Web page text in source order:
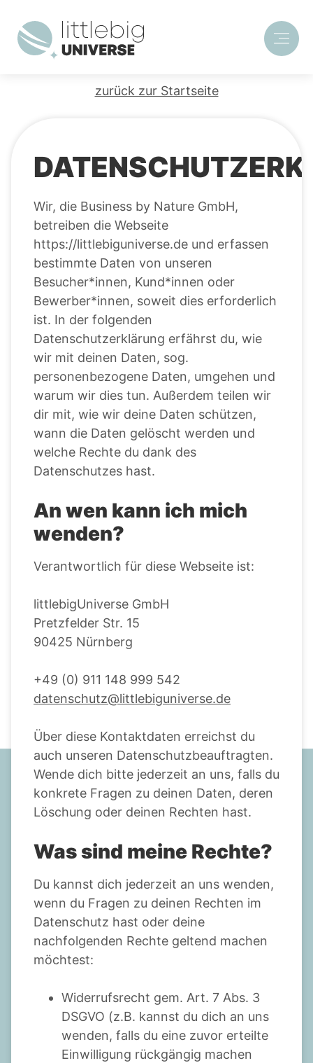
zurück zur Startseite
Wir, die Business by Nature GmbH,
betreiben die Webseite
https://littlebiguniverse.de und erfassen
bestimmte Daten von unseren
Besucher*innen, Kund*innen oder
Bewerber*innen, soweit dies erforderlich
ist. In der folgenden
Datenschutzerklärung erfährst du, wie
wir mit deinen Daten, sog.
personenbezogene Daten, umgehen und
warum wir dies tun. Außerdem teilen wir
dir mit, wie wir deine Daten schützen,
wann die Daten gelöscht werden und
welche Rechte du dank des
Datenschutzes hast.
An wen kann ich mich
wenden?
Verantwortlich für diese Webseite ist:
littlebigUniverse GmbH
Pretzfelder Str. 15
90425 Nürnberg
+49 (0) 911 148 999 542
datenschutz@littlebiguniverse.de
Über diese Kontaktdaten erreichst du
auch unseren Datenschutzbeauftragten.
Wende dich bitte jederzeit an uns, falls du
konkrete Fragen zu deinen Daten, deren
Löschung oder deinen Rechten hast.
Was sind meine Rechte?
Du kannst dich jederzeit an uns wenden,
wenn du Fragen zu deinen Rechten im
Datenschutz hast oder deine
nachfolgenden Rechte geltend machen
möchtest:
Widerrufsrecht gem. Art. 7 Abs. 3
DSGVO (z.B. kannst du dich an uns
wenden, falls du eine zuvor erteilte
Einwilligung rückgängig machen